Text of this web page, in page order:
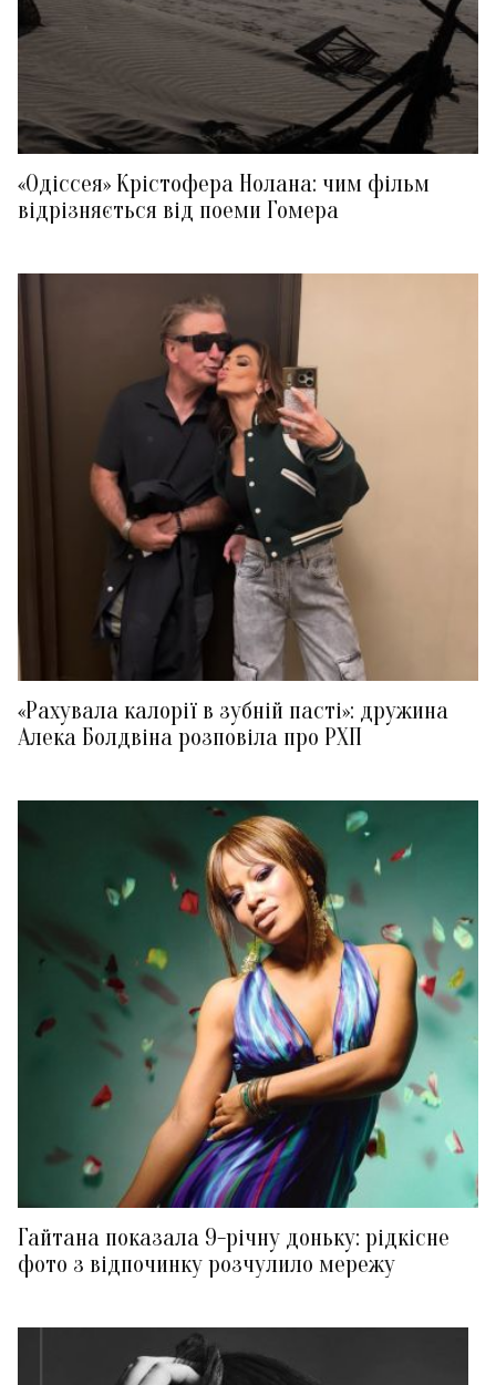
«Одіссея» Крістофера Нолана: чим фільм
відрізняється від поеми Гомера
«Рахувала калорії в зубній пасті»: дружина
Алека Болдвіна розповіла про РХП
Гайтана показала 9-річну доньку: рідкісне
фото з відпочинку розчулило мережу